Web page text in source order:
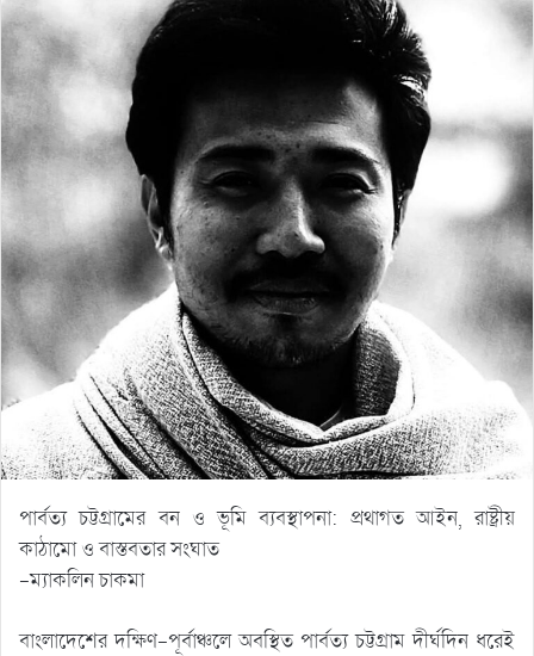
পার্বত্য চট্টগ্রামের বন ও ভূমি ব্যবস্থাপনা: প্রথাগত আইন, রাষ্ট্রীয়
কাঠামো ও বাস্তবতার সংঘাত
-ম্যাকলিন চাকমা
বাংলাদেশের দক্ষিণ-পূর্বাঞ্চলে অবস্থিত পার্বত্য চট্টগ্রাম দীর্ঘদিন ধরেই